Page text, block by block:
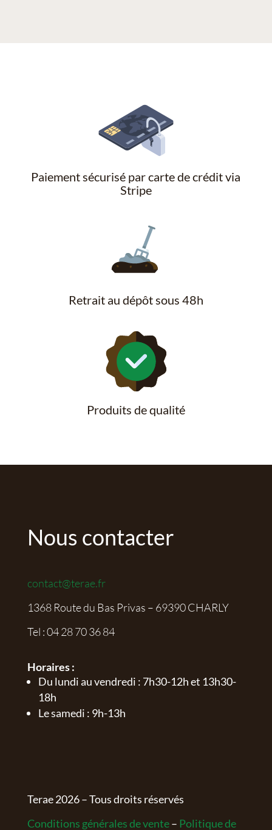
Paiement sécurisé par carte de crédit via
Stripe
Retrait au dépôt sous 48h
Produits de qualité
Nous contacter
contact@terae.fr
1368 Route du Bas Privas – 69390 CHARLY
Tel :04 28 70 36 84
Horaires :
Du lundi au vendredi : 7h30-12h et 13h30-
18h
Le samedi : 9h-13h
Terae2026– Tous droits réservés
Conditions générales de vente– Politique de